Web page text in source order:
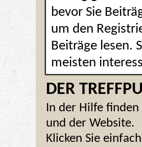
bevor Sie
um den
Beiträge lesen.
meisten
DER
In der Hilfe
und der Website.
Klicken Sie